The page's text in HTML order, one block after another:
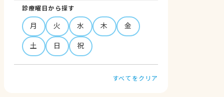
診療曜日から探す
月 火 水 木
金
土
日 祝
すべてをクリア